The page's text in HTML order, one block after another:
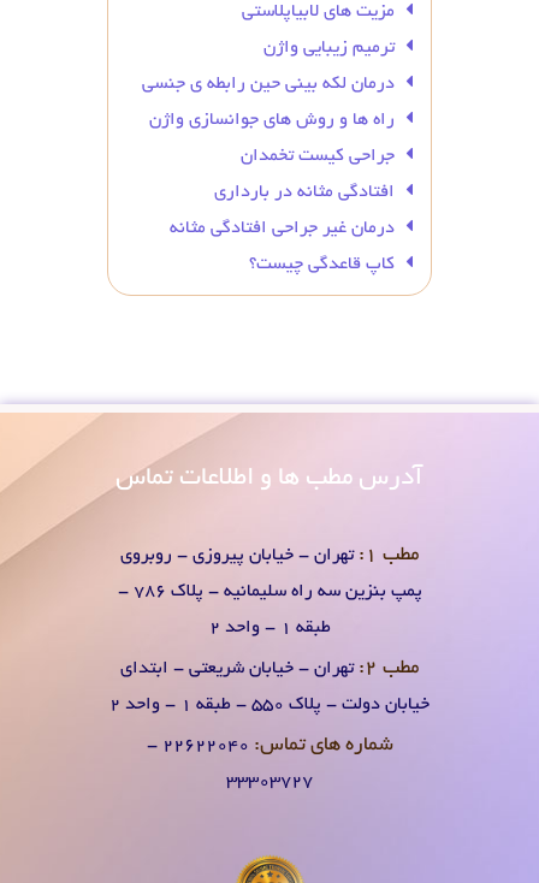
مزیت های لابیاپلاستی
ترمیم زیبایی واژن
درمان لکه بینی حین رابطه ی جنسی
راه ها و روش های جوانسازی واژن
جراحی کیست تخمدان
افتادگی مثانه در بارداری
درمان غیر جراحی افتادگی مثانه
کاپ قاعدگی چیست؟
آدرس مطب ها و اطلاعات تماس
مطب 1:
تهران - خیابان پیروزی - روبروی
پمپ بنزین سه راه سلیمانیه - پلاک 786 -
طبقه 1 - واحد 2
مطب 2:
تهران - خیابان شریعتی - ابتدای
خیابان دولت - پلاک 550 - طبقه 1 - واحد 2
شماره های تماس:
۲۲۶۲۲۰۴0 -
۳۳۳۰۳۷۲۷